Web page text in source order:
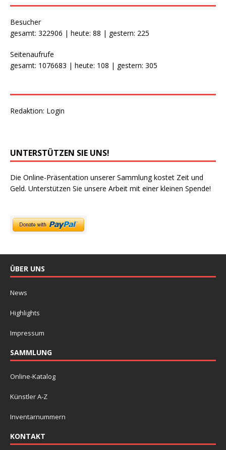
Besucher
gesamt: 322906 | heute: 88 | gestern: 225
Seitenaufrufe
gesamt: 1076683 | heute: 108 | gestern: 305
Redaktion: Login
UNTERSTÜTZEN SIE UNS!
Die Online-Präsentation unserer Sammlung kostet Zeit und
Geld. Unterstützen Sie unsere Arbeit mit einer kleinen Spende!
ÜBER UNS
News
Highlights
Impressum
SAMMLUNG
Online-Katalog
Künstler A-Z
Inventarnummern
KONTAKT